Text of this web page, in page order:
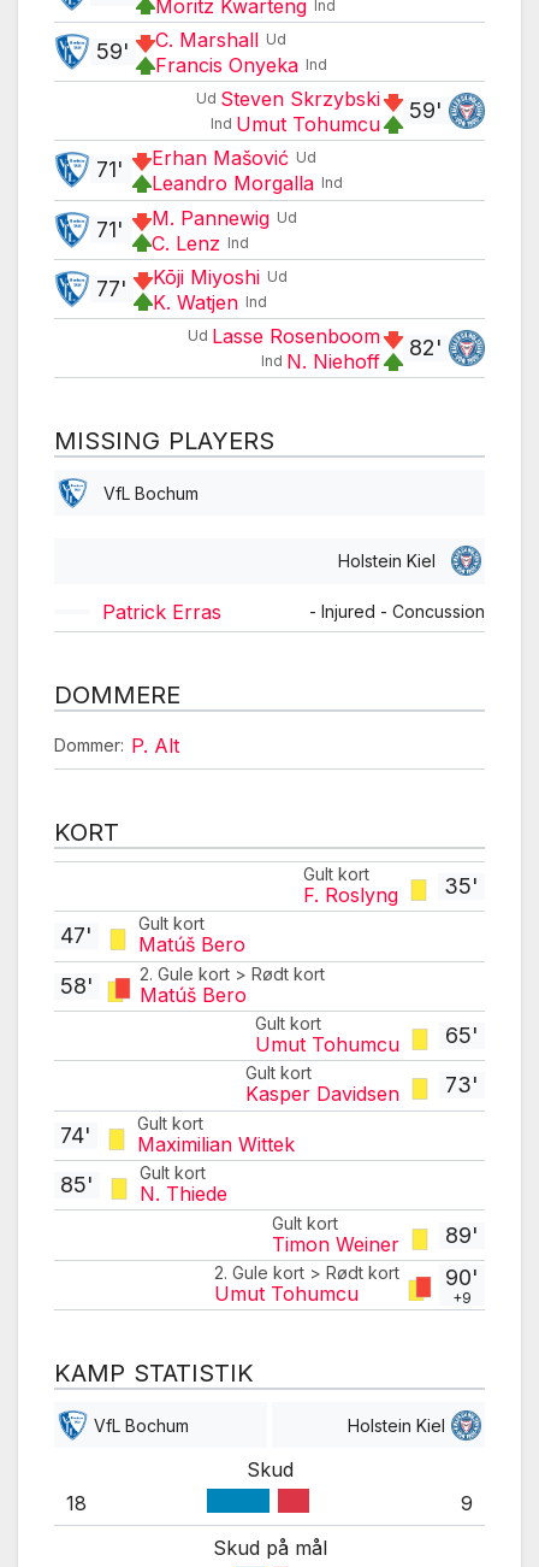
Ind
Moritz Kwarteng
Ud
C. Marshall
Ind
Francis Onyeka
59'
59'
Ud Steven Skrzybski
Ind Umut Tohumcu
Ud
Erhan Mašović
Ind
Leandro Morgalla
71'
Ud
M. Pannewig
Ind
C. Lenz
71'
Ud
Kōji Miyoshi
Ind
K. Watjen
77'
82'
Ud Lasse Rosenboom
Ind N. Niehoff
MISSING PLAYERS
VfL Bochum
Holstein Kiel
Patrick Erras - Injured - Concussion
DOMMERE
Dommer: P. Alt
KORT
35'
Gult kort
F. Roslyng
Gult kort
Matúš Bero
47'
2. Gule kort > Rødt kort
Matúš Bero
58'
65'
Gult kort
Umut Tohumcu
73'
Gult kort
Kasper Davidsen
Gult kort
Maximilian Wittek
74'
Gult kort
N. Thiede
85'
89'
Gult kort
Timon Weiner
90'
+9
2. Gule kort > Rødt kort
Umut Tohumcu
KAMP STATISTIK
VfL Bochum Holstein Kiel
Skud
18
9
Skud på mål